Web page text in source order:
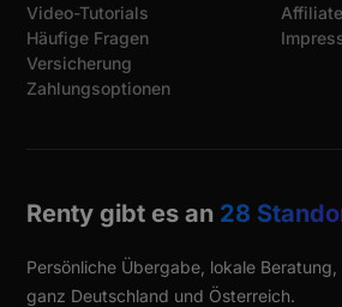
Video-Tutorials
Häufige Fragen
Versicherung
Zahlungsoptionen
Renty gibt es an 28
Persönliche Übergabe, lokale
ganz Deutschland und Österreich.